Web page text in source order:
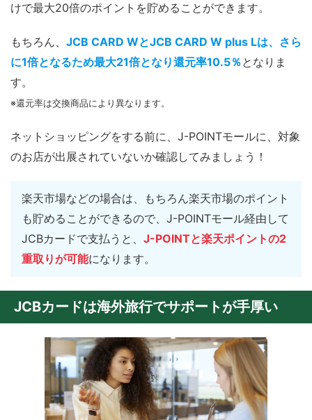
けで最大20倍のポイントを貯めることができます。
もちろん、 JCB CARD WとJCB CARD W plus Lは、さら
に1倍となるため最大21倍となり還元率10.5％ となりま
す。
※還元率は交換商品により異なります。
ネットショッピングをする前に、J-POINTモールに、対象
のお店が出展されていないか確認してみましょう！
楽天市場などの場合は、もちろん楽天市場のポイント
も貯めることができるので、J-POINTモール経由して
JCBカードで支払うと、 J-POINTと楽天ポイントの2
重取りが可能になります。
JCBカードは海外旅行でサポートが手厚い